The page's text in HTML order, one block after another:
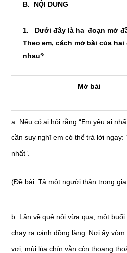
B. NỘI DUNG
1. Dưới đây là hai đoạn mở
Theo em, cách mở bài của
nhau?
Mở bài
a. Nếu có ai hỏi rằng “Em yêu ai
cần suy nghĩ em có thể trả lời ngay:
nhất”.
(Đề bài: Tả một người thân trong
b. Lần về quê nội vừa qua, một buổi
chạy ra cánh đồng làng. Nơi ấy vòm
vợi, mùi lúa chín vẫn còn thoang